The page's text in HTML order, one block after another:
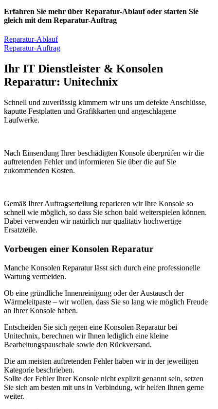
Erfahren Sie mehr über Reparatur-Ablauf oder starten Sie
gleich mit dem Reparatur-Auftrag
Reparatur-Ablauf
Reparatur-Auftrag
Ihr IT Dienstleister & Konsolen
Reparatur: Unitechnix
Schnell und zuverlässig kümmern wir uns um defekte Anschlüsse,
kaputte Festplatten und Grafikkarten und angeschlagene
Laufwerke.
Nach Einsendung Ihrer beschädigten Konsole überprüfen wir die
auftretenden Fehler und informieren Sie über die auf Sie
zukommenden Kosten.
Gemäß Ihrer Auftragserteilung reparieren wir Ihre Konsole so
schnell wie möglich, so dass Sie schon bald weiterspielen können.
Dabei verwenden wir natürlich nur qualitativ hochwertige
Ersatzteile.
Vorbeugen einer Konsolen Reparatur
Manche Konsolen Reparatur lässt sich durch eine professionelle
Wartung vermeiden.
Ob eine gründliche Innenreinigung oder der Austausch der
Wärmeleitpaste – wir wollen, dass Sie so lang wie möglich Freude
an Ihrer Konsole haben.
Entscheiden Sie sich gegen eine Konsolen Reparatur bei
Unitechnix, berechnen wir Ihnen lediglich eine kleine
Bearbeitungspauschale sowie den Rückversand.
Die am meisten auftretenden Fehler haben wir in der jeweiligen
Kategorie beschrieben.
Sollte der Fehler Ihrer Konsole nicht explizit genannt sein, setzen
Sie sich am besten mit uns in Verbindung, wir helfen Ihnen gerne
weiter.